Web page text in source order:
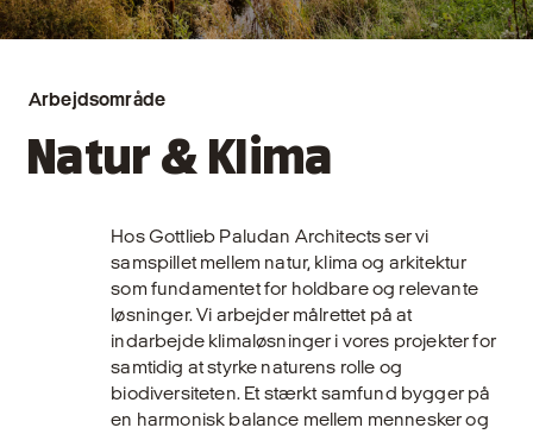
Arbejdsområde
Natur & Klima
Hos Gottlieb Paludan Architects ser vi
samspillet mellem natur, klima og arkitektur
som fundamentet for holdbare og relevante
løsninger. Vi arbejder målrettet på at
indarbejde klimaløsninger i vores projekter for
samtidig at styrke naturens rolle og
biodiversiteten. Et stærkt samfund bygger på
en harmonisk balance mellem mennesker og